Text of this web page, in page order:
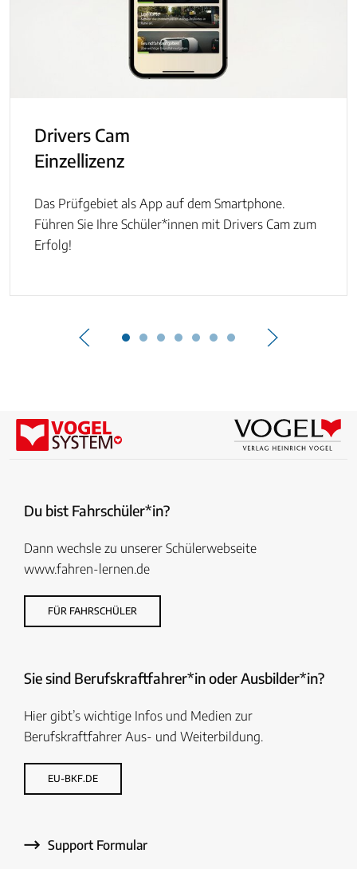
Drivers Cam
Einzellizenz
Das Prüfgebiet als App auf dem Smartphone.
Führen Sie Ihre Schüler*innen mit Drivers Cam zum
Erfolg!
Du bist Fahrschüler*in?
Dann wechsle zu unserer Schülerwebseite
www.fahren-lernen.de
FÜR FAHRSCHÜLER
Sie sind Berufskraftfahrer*in oder Ausbilder*in?
Hier gibt’s wichtige Infos und Medien zur
Berufskraftfahrer Aus- und Weiterbildung.
EU-BKF.DE
Support Formular